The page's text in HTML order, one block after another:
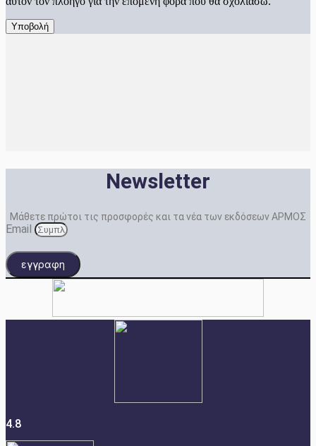
Newsletter
Μάθετε πρώτοι τις προσφορές και τα νέα των εκδόσεων ΑΡΜΟΣ
Email
εγγραφη
4.8